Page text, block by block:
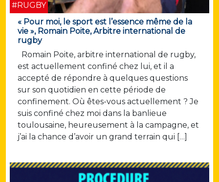
#RUGBY
« Pour moi, le sport est l’essence même de la
vie », Romain Poite, Arbitre international de
rugby
Romain Poite, arbitre international de rugby,
est actuellement confiné chez lui, et il a
accepté de répondre à quelques questions
sur son quotidien en cette période de
confinement. Où êtes-vous actuellement ? Je
suis confiné chez moi dans la banlieue
toulousaine, heureusement à la campagne, et
j’ai la chance d’avoir un grand terrain qui […]